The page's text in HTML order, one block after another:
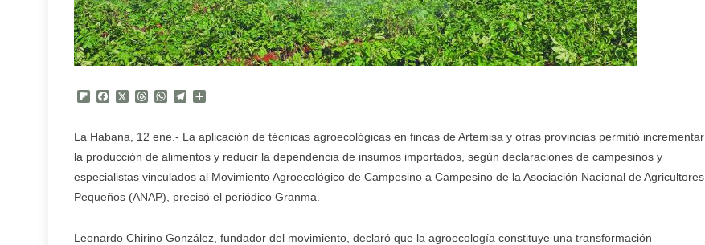
Flipboard
FacebookThreadsWhatsApp
Telegram
La Habana, 12 ene.- La aplicación de técnicas agroecológicas en fincas de Artemisa y otras provincias permitió incrementar
la producción de alimentos y reducir la dependencia de insumos importados, según declaraciones de campesinos y
especialistas vinculados al Movimiento Agroecológico de Campesino a Campesino de la Asociación Nacional de Agricultores
Pequeños (ANAP), precisó el periódico Granma.
Leonardo Chirino González, fundador del movimiento, declaró que la agroecología constituye una transformación